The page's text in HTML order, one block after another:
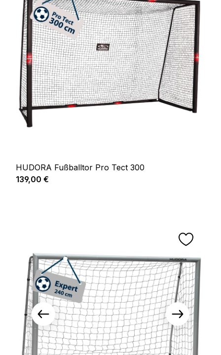
HUDORA Fußballtor Pro Tect 300
Regulärer Preis:
139,00 €